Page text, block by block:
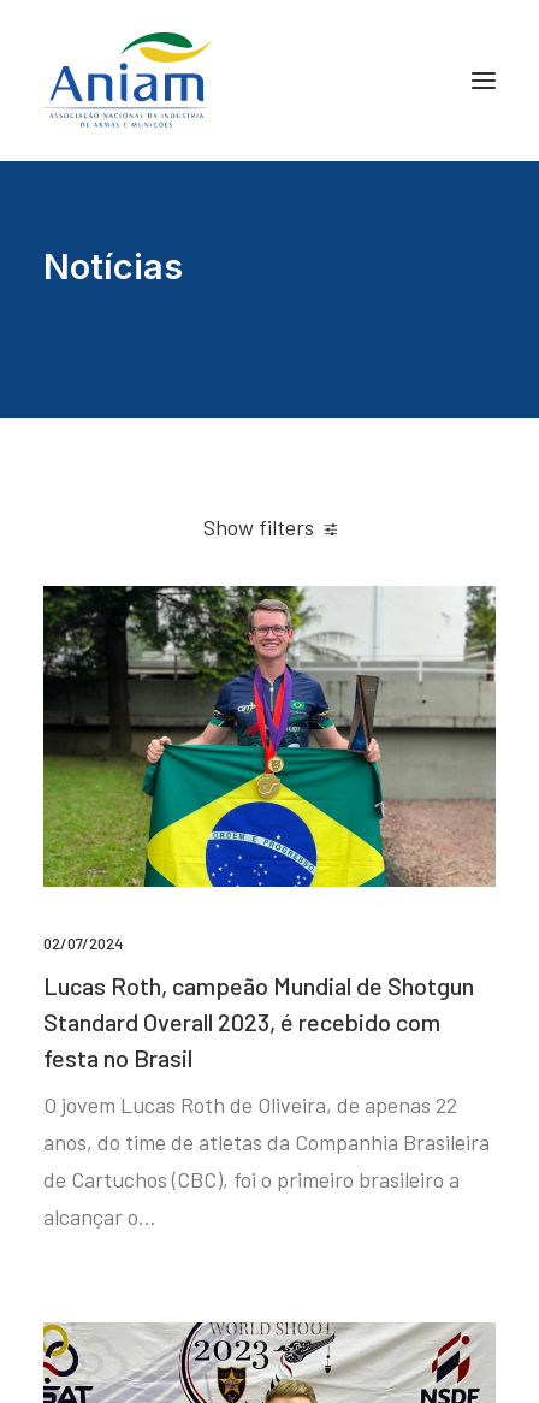
Notícias
Show filters
02/07/2024
Lucas Roth, campeão Mundial de Shotgun
Standard Overall 2023, é recebido com
festa no Brasil
O jovem Lucas Roth de Oliveira, de apenas 22
anos, do time de atletas da Companhia Brasileira
de Cartuchos (CBC), foi o primeiro brasileiro a
alcançar o…